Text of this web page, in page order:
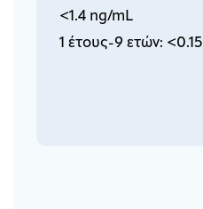
<1.4 ng/mL
1 έτους-9 ετών: <0.15